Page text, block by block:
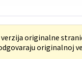
originalne
originalnoj